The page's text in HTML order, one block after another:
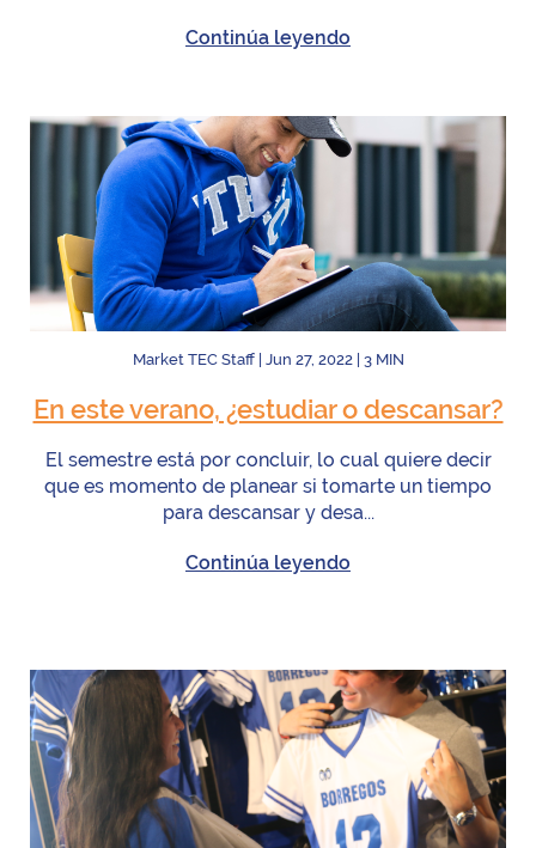
Continúa leyendo
Market TEC Staff | Jun 27, 2022 | 3MIN
En este verano, ¿estudiar o descansar?
El semestre está por concluir, lo cual quiere decir
que es momento de planear si tomarte un tiempo
para descansar y desa...
Continúa leyendo